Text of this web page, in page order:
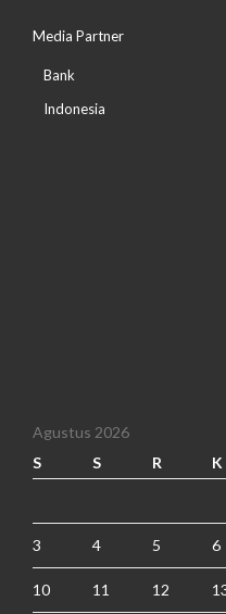
Media Partner
Bank
Indonesia
Agustus 2026
S
S R K
3 4 5 6
10 11 12